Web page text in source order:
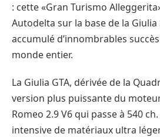
: cette «Gran Turismo
Autodelta sur la base de la Giulia
accumulé d’innombrables
monde entier.
La Giulia GTA, dérivée de la
version plus puissante du
Romeo 2.9 V6 qui passe à 540
intensive de matériaux ultra